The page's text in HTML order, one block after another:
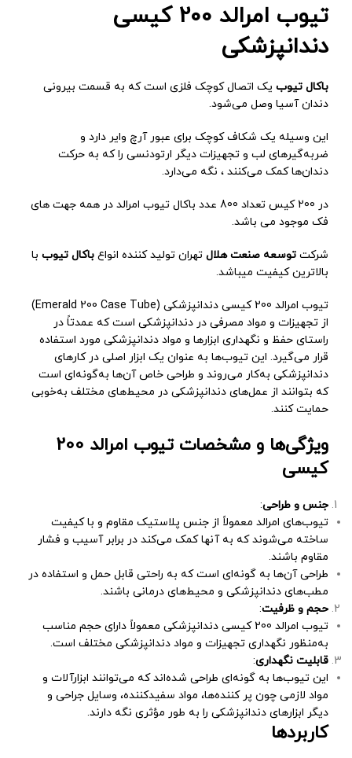
تیوب امرالد 200 کیسی
دندانپزشکی
باكال تيوب یک اتصال کوچک فلزی است که به قسمت بیرونی
دندان آسیا وصل می‌شود.
این وسیله یک شکاف کوچک برای عبور آرچ وایر دارد و
ضربه‌گیرهای لب و تجهیزات دیگر ارتودنسی را که به حرکت
دندان‌ها کمک می‌کنند ، نگه می‌دارد.
در 200 کیس تعداد 800 عدد باکال تیوب امرالد در همه جهت های
فک موجود می باشد.
شركت توسعه صنعت هلال تهران توليد كننده انواع باكال تيوب با
بالاترين كيفيت ميباشد.
تیوب امرالد 200 کیسی دندانپزشکی (Emerald 200 Case Tube)
از تجهیزات و مواد مصرفی در دندانپزشکی است که عمدتاً در
راستای حفظ و نگهداری ابزارها و مواد دندانپزشکی مورد استفاده
قرار می‌گیرد. این تیوب‌ها به عنوان یک ابزار اصلی در کارهای
دندانپزشکی به‌کار می‌روند و طراحی خاص آن‌ها به‌گونه‌ای است
که بتوانند از عمل‌های دندانپزشکی در محیط‌های مختلف به‌خوبی
حمایت کنند.
ویژگی‌ها و مشخصات تیوب امرالد 200
کیسی
جنس و طراحی:
تیوب‌های امرالد معمولاً از جنس پلاستیک مقاوم و با کیفیت
ساخته می‌شوند که به آنها کمک می‌کند در برابر آسیب و فشار
مقاوم باشند.
طراحی آن‌ها به گونه‌ای است که به راحتی قابل حمل و استفاده در
مطب‌های دندانپزشکی و محیط‌های درمانی باشند.
حجم و ظرفیت:
تیوب امرالد 200 کیسی دندانپزشکی معمولاً دارای حجم مناسب
به‌منظور نگهداری تجهیزات و مواد دندانپزشکی مختلف است.
قابلیت نگهداری:
این تیوب‌ها به گونه‌ای طراحی شده‌اند که می‌توانند ابزارآلات و
مواد لازمی چون پر کننده‌ها، مواد سفیدکننده، وسایل جراحی و
دیگر ابزارهای دندانپزشکی را به طور مؤثری نگه دارند.
کاربردها